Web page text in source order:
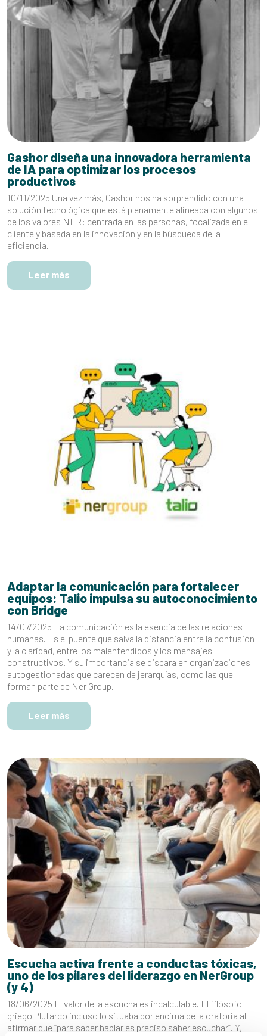
Gashor diseña una innovadora herramienta
de IA para optimizar los procesos
productivos
10/11/2025 Una vez más, Gashor nos ha sorprendido con una
solución tecnológica que está plenamente alineada con algunos
de los valores NER: centrada en las personas, focalizada en el
cliente y basada en la innovación y en la búsqueda de la
eficiencia.
Leer más
Adaptar la comunicación para fortalecer
equipos: Talio impulsa su autoconocimiento
con Bridge
14/07/2025 La comunicación es la esencia de las relaciones
humanas. Es el puente que salva la distancia entre la confusión
y la claridad, entre los malentendidos y los mensajes
constructivos. Y su importancia se dispara en organizaciones
autogestionadas que carecen de jerarquías, como las que
forman parte de Ner Group.
Leer más
Escucha activa frente a conductas tóxicas,
uno de los pilares del liderazgo en NerGroup
(y 4)
18/06/2025 El valor de la escucha es incalculable. El filósofo
griego Plutarco incluso lo situaba por encima de la oratoria al
afirmar que “para saber hablar es preciso saber escuchar”. Y,